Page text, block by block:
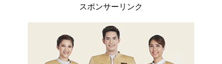
スポンサーリンク